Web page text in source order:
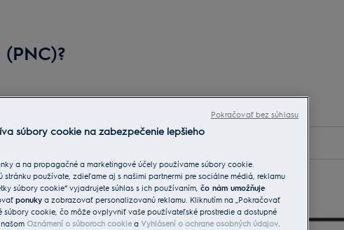
ktorý sa nachádza na spotrebiči.
súbory cookie na zabezpečenie lepšieho
a na propagačné a marketingové účely používame súbory cookie.
stránku používate, zdieľame aj s našimi partnermi pre sociálne médiá, reklamu
súbory cookie“ vyjadrujete súhlas s ich používaním, čo nám umožňuje
ponuky a zobrazovať personalizovanú reklamu. Kliknutím na „Pokračovať
cookie, čo môže ovplyvniť vaše používateľské prostredie a dostupné
Oznámení o súboroch cookiea Vyhlásení o ochrane osobných údajov.
Pokračovať bez súhlasu